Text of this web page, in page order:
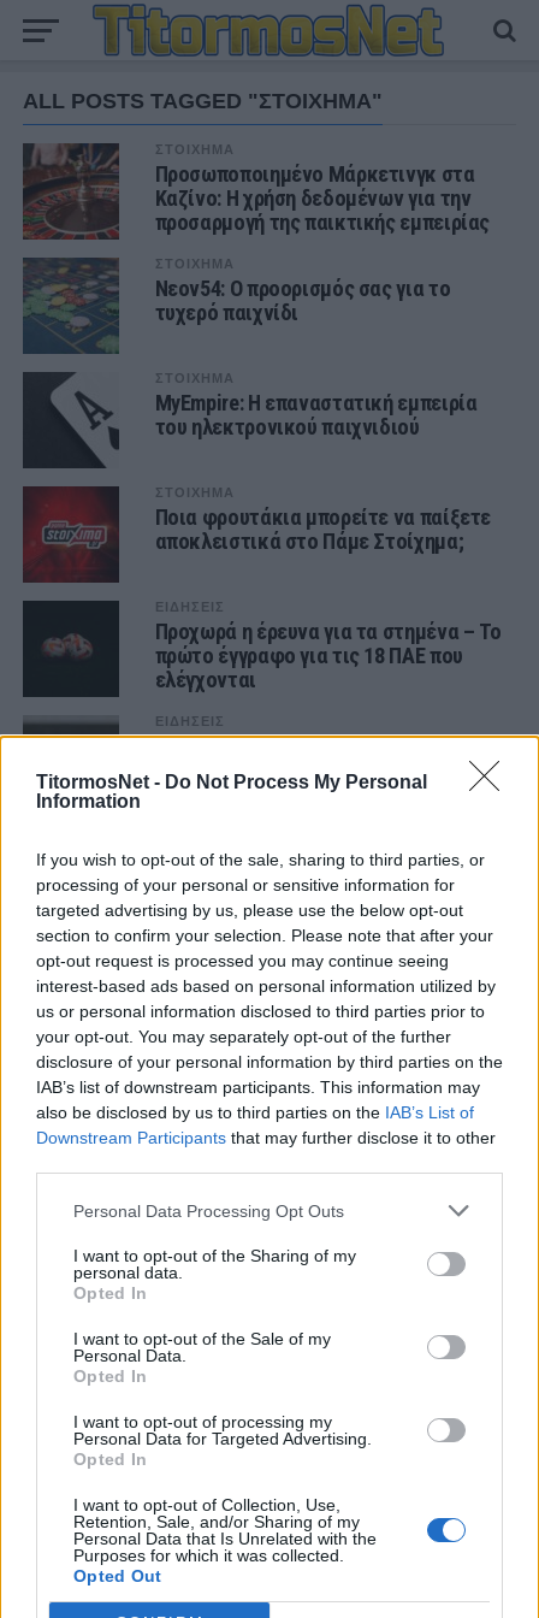
TitormosNet - Do Not Process My Personal
Information
If you wish to opt-out of the sale, sharing to third parties, or
processing of your personal or sensitive information for
targeted advertising by us, please use the below opt-out
section to confirm your selection. Please note that after your
opt-out request is processed you may continue seeing
interest-based ads based on personal information utilized by
us or personal information disclosed to third parties prior to
your opt-out. You may separately opt-out of the further
disclosure of your personal information by third parties on the
IAB’s list of downstream participants. This information may
also be disclosed by us to third parties on the IAB’s List of
Downstream Participants that may further disclose it to other
Personal Data Processing Opt Outs
I want to opt-out of the Sharing of my
personal data.
Opted In
I want to opt-out of the Sale of my
Personal Data.
Opted In
I want to opt-out of processing my
Personal Data for Targeted Advertising.
Opted In
I want to opt-out of Collection, Use,
Retention, Sale, and/or Sharing of my
Personal Data that Is Unrelated with the
Purposes for which it was collected.
Opted Out
ALL POSTS TAGGED "ΣΤΟΙΧΗΜΑ"
ΣΤΟΙΧΗΜΑ
Προσωποποιημένο Μάρκετινγκ στα
Καζίνο: Η χρήση δεδομένων για την
προσαρμογή της παικτικής εμπειρίας
ΣΤΟΙΧΗΜΑ
Νεον54: Ο προορισμός σας για το
τυχερό παιχνίδι
ΣΤΟΙΧΗΜΑ
MyEmpire: Η επαναστατική εμπειρία
του ηλεκτρονικού παιχνιδιού
ΣΤΟΙΧΗΜΑ
Ποια φρουτάκια μπορείτε να παίξετε
αποκλειστικά στο Πάμε Στοίχημα;
ΕΙΔΗΣΕΙΣ
Προχωρά η έρευνα για τα στημένα – Το
πρώτο έγγραφο για τις 18 ΠΑΕ που
ελέγχονται
ΕΙΔΗΣΕΙΣ
Aνασύρονται από το αρχείο όλες οι
υποθέσεις «ύποπτων» αγώνων που
είχαν κλείσει ελλείψει στοιχείων
Στοίχημα σήμερα: Από Θεσσαλονίκη…
Ιταλία ως το 3.00!
ΣΤΟΙΧΗΜΑ
Προγνωστικά: Το ιδιαίτερο παρελθόν
της πρεμιέρας στο 3.70!
ΣΤΟΙΧΗΜΑ
Ευρωμπάσκετ 2022: Το πρόγραμμα και
οι αποδόσεις της Εθνικής
ΣΤΟΙΧΗΜΑ
Όταν «λύγισε» ο Μπάτζιο
ΝΕΑ
ΠΑΝΑΙΤΩΛΙΚΟΣ
Νακάμπα-Τζενεπό
ΠΑΝΑΙΤΩΛΙΚΟΣ
Τζενεπό: «Νέο κεφάλαιο, ίδια